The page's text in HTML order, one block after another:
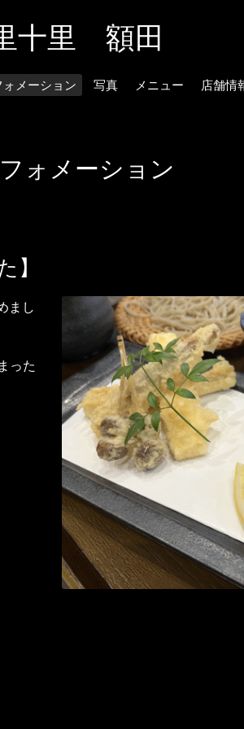
十里 額田
ォメーション 写真 メニュー 店舗情
ォメーション
】
まし
った